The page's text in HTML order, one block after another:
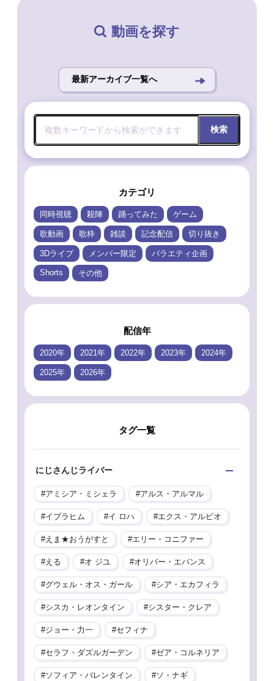
動画を探す
最新アーカイブ一覧へ
検索
カテゴリ
同時視聴 殺陣 踊ってみた ゲーム
歌動画 歌枠 雑談 記念配信 切り抜き
3Dライブ メンバー限定 バラエティ企画
Shorts その他
配信年
2020年 2021年 2022年 2023年 2024年
2025年 2026年
タグ一覧
にじさんじライバー
アミシア・ミシェラ アルス・アルマル
イブラヒム イ ロハ エクス・アルビオ
えま★おうがすと エリー・コニファー
える オ ジユ オリバー・エバンス
グウェル・オス・ガール シア・エカフィラ
シスカ・レオンタイン シスター・クレア
ジョー・力一 セフィナ
セラフ・ダズルガーデン ゼア・コルネリア
ソフィア・バレンタイン ソ・ナギ